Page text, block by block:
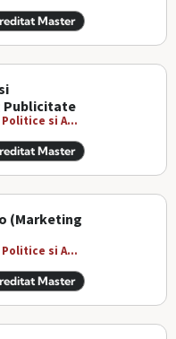
Master
Publicitate
si A...
Master
(Marketing
si A...
Master